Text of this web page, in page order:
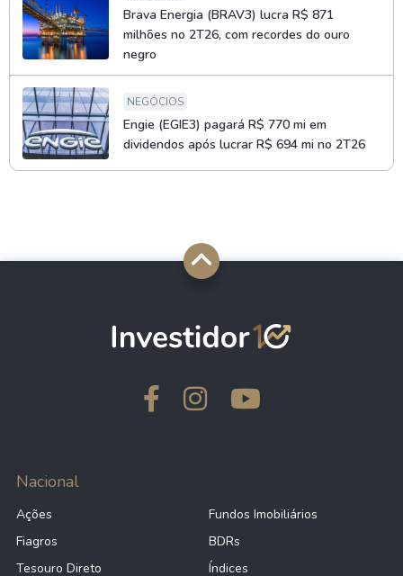
Brava Energia (BRAV3) lucra R$ 871
milhões no 2T26, com recordes do ouro
negro
NEGÓCIOS
Engie (EGIE3) pagará R$ 770 mi em
dividendos após lucrar R$ 694 mi no 2T26
Nacional
Ações
Fundos Imobiliários
Fiagros
BDRs
Tesouro Direto
Índices